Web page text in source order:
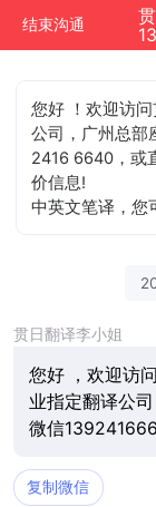
结束沟通
您好 ！欢迎访
公司，广州总
2416 6640，或
价信息!
中英文笔译，您
贯日翻译李小姐
您好 ，欢迎访
业指定翻译公
微信
复制微信